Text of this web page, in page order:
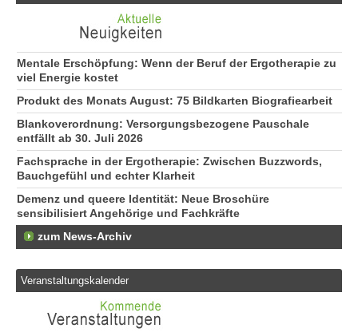
Mentale Erschöpfung: Wenn der Beruf der Ergotherapie zu
viel Energie kostet
Produkt des Monats August: 75 Bildkarten Biografiearbeit
Blankoverordnung: Versorgungsbezogene Pauschale
entfällt ab 30. Juli 2026
Fachsprache in der Ergotherapie: Zwischen Buzzwords,
Bauchgefühl und echter Klarheit
Demenz und queere Identität: Neue Broschüre
sensibilisiert Angehörige und Fachkräfte
zum News-Archiv
Veranstaltungskalender